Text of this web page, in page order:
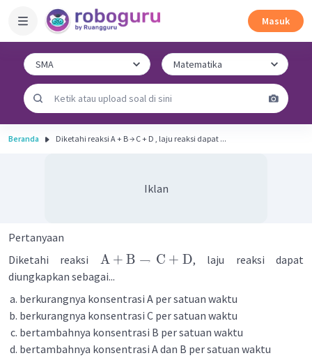
Masuk
Beranda Diketahi reaksi A + B → C + D , laju reaksi dapat ...
Iklan
Pertanyaan
Diketahi reaksi A + B → C + D, laju reaksi dapat
diungkapkan sebagai...
berkurangnya konsentrasi A per satuan waktu
berkurangnya konsentrasi C per satuan waktu
bertambahnya konsentrasi B per satuan waktu
bertambahnya konsentrasi A dan B per satuan waktu